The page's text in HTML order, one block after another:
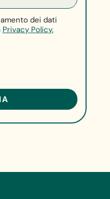
dei dati
Privacy Policy.